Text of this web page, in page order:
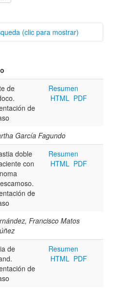
(clic para mostrar)
de
de
Resumen
HTML PDF
García Fagundo
doble
con
de
Resumen
HTML PDF
Francisco Matos
de
de
Resumen
HTML PDF